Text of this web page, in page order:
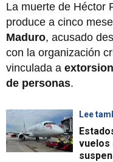
La muerte de Héctor
produce a cinco
Maduro, acusado
con la organización
vinculada a
de personas.
Lee
vuelos